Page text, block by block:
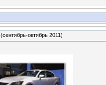
октябрь 2011)